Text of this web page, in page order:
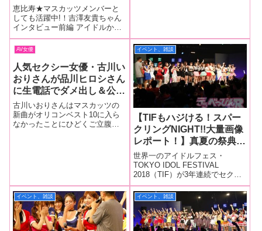
ロに出た時の方が中途半端
で恥ずかしかった。これな
ら全部見せちゃいたいって
思った」前編
恵比寿★マスカッツメンバーと
しても活躍中!！吉澤友貴ちゃん
インタビュー前編 アイドルから
AVへ転身した経緯や、今までの
SEX経験をたっぷりお聞きしま
した！アイドルからAVへの転身
は自分から言い出して
AV女優
人気セクシー女優・古川い
おりさんが品川ヒロシさん
に生電話でダメ出し＆公開
処刑!! 二人の間にいった
い何が?
古川いおりさんはマスカッツの
新曲がオリコンベスト10に入ら
なかったことにひどくご立腹の
イベント、雑談
【TIFもハジける！スパー
クリングNIGHT!!大量画像
レポート！】真夏の祭典が
今年も大爆発！ マシュマ
ロ3d+、原宿☆バンビー
ナ、天使もえ、白石茉莉
奈、希島あいり、ギンギン
♂ガールズ、僕らは嘘つ
き、ラブリーポップス、ル
ルディが夢のステージで熱
世界一のアイドルフェス・
TOKYO IDOL FESTIVAL
2018（TIF）が3年連続でセクシ
ー女優たちだけの特別ライブを
開催。8月3日、東京・お台場で
行われた「TIFもハジける！スパ
ークリングNIGHT!!」を大量画像
レポートします
イベント、雑談 イベント、雑談